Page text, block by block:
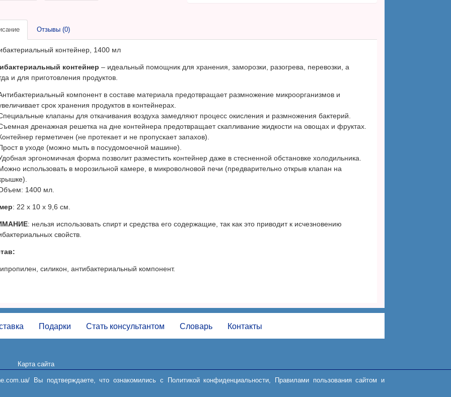
Отзывы (0)
контейнер, 1400 мл
контейнер – идеальный помощник для хранения, заморозки, разогрева, перевозки, а
и для приготовления продуктов.
компонент в составе материала предотвращает размножение микроорганизмов и
срок хранения продуктов в контейнерах.
клапаны для откачивания воздуха замедляют процесс окисления и размножения бактерий.
дренажная решетка на дне контейнера предотвращает скапливание жидкости на овощах и фруктах.
герметичен (не протекает и не пропускает запахов).
в уходе (можно мыть в посудомоечной машине).
эргономичная форма позволит разместить контейнер даже в стесненной обстановке холодильника.
использовать в морозильной камере, в микроволновой печи (предварительно открыв клапан на
1400 мл.
: 22 х 10 х 9,6 см.
: нельзя использовать спирт и средства его содержащие, так как это приводит к исчезновению
свойств.
силикон, антибактериальный компонент.
Подарки Стать консультантом Словарь Контакты
Карта сайта
Вы подтверждаете, что ознакомились с Политикой конфиденциальности, Правилами пользования сайтом и